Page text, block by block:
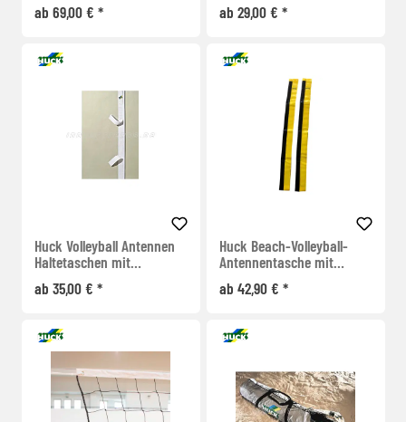
ab 69,00 € *
ab 29,00 € *
Huck Volleyball Antennen
Haltetaschen mit
ab 35,00 € *
Huck Beach-Volleyball-
Antennentasche mit
ab 42,90 € *